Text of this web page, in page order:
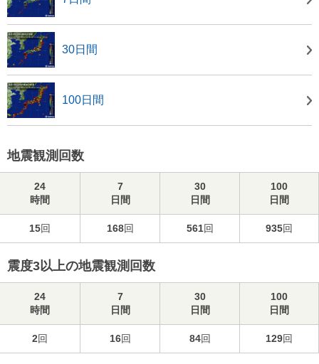
30日間
100日間
地震観測回数
24
時間
7
日間
30
日間
100
日間
15回 168回 561回 935回
震度3以上の地震観測回数
24
時間
7
日間
30
日間
100
日間
2回 16回 84回 129回